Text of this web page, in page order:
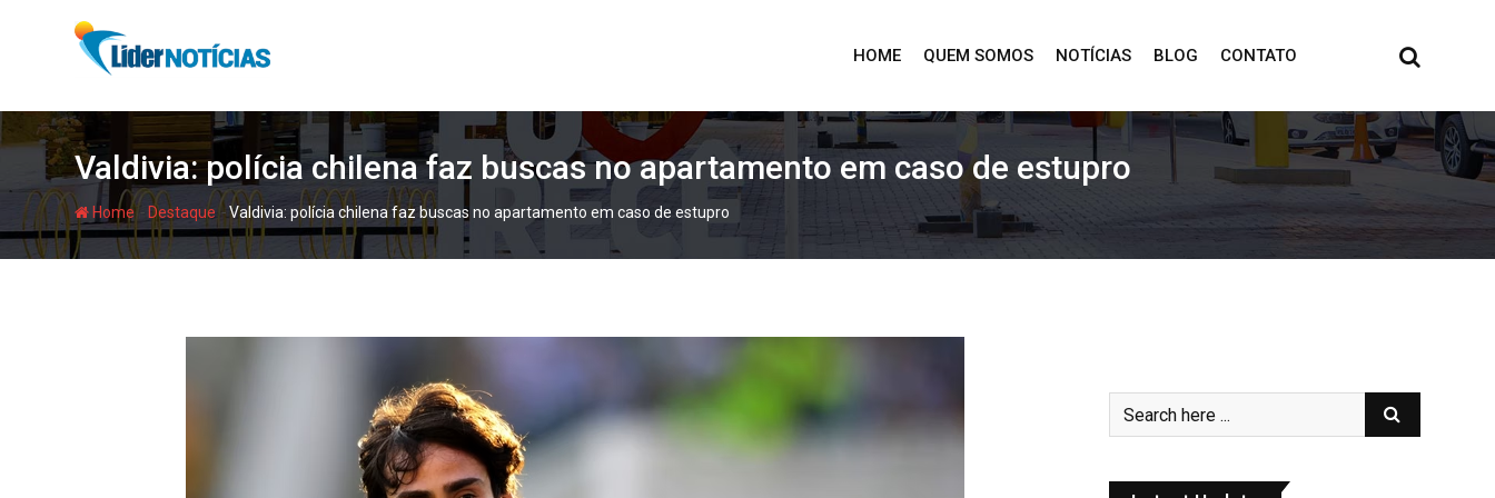
HOME QUEM SOMOS NOTÍCIAS BLOG CONTATO
Valdivia: polícia chilena faz buscas no apartamento em caso de estupro
Home - Destaque -Valdivia: polícia chilena faz buscas no apartamento em caso de estupro